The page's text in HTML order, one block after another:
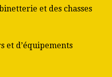
et des chasses
et d’équipements